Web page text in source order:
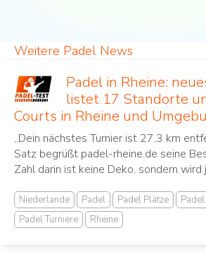
Weitere Padel News
Padel in Rheine:
listet 17 Standorte
Courts in Rheine und
„Dein nächstes Turnier ist 27,3 km
Satz begrüßt padel-rheine.de seine
Zahl darin ist keine Deko, sondern wird
Niederlande Padel Padel Plätze
Padel Turniere
Rheine